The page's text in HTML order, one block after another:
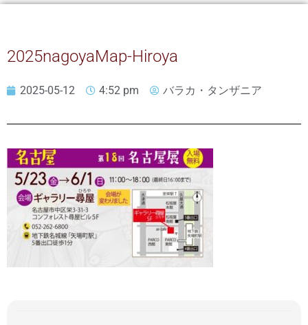
2025nagoyaMap-Hiroya
2025-05-12 4:52 pm バラカ・タンザニア